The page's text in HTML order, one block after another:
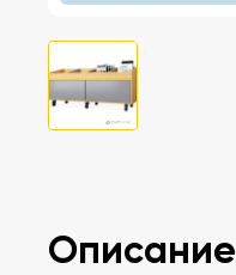
Описание